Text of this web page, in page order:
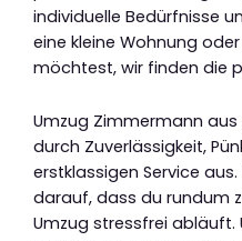
individuelle Bedürfnisse
eine kleine Wohnung
möchtest, wir finden die
Umzug Zimmermann
durch Zuverlässigkeit,
erstklassigen Service
darauf, dass du rundum
Umzug stressfrei abläuft.